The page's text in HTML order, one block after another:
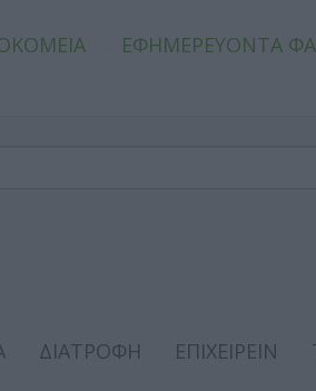
ΕΦΗΜΕΡΕΥΟΝΤΑ
ΔΙΑΤΡΟΦΗ ΕΠΙΧΕΙΡΕΙΝ